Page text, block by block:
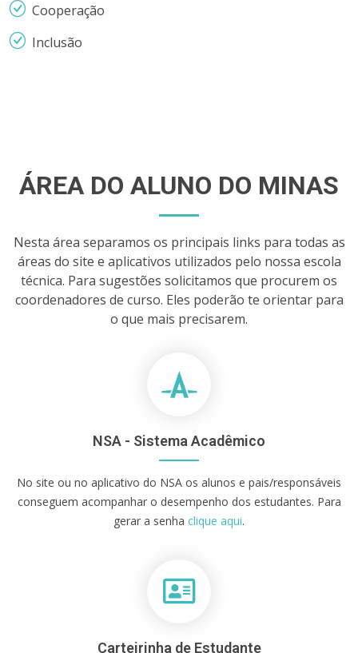
Cooperação
Inclusão
ÁREA DO ALUNO DO MINAS
Nesta área separamos os principais links para todas as
áreas do site e aplicativos utilizados pelo nossa escola
técnica. Para sugestões solicitamos que procurem os
coordenadores de curso. Eles poderão te orientar para
o que mais precisarem.
NSA - Sistema Acadêmico
No site ou no aplicativo do NSA os alunos e pais/responsáveis
conseguem acompanhar o desempenho dos estudantes. Para
gerar a senha clique aqui.
Carteirinha de Estudante